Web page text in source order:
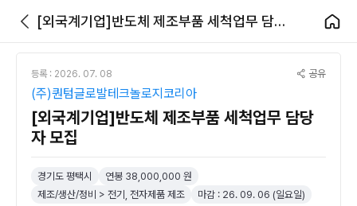
[외국계기업]반도체 제조부품 세척업무 담당자 모집
등록 : 2026. 07. 08 공유
(주)퀀텀글로발테크놀로지코리아
[외국계기업]반도체 제조부품 세척업무 담당
자 모집
경기도 평택시
연봉 38,000,000 원
제조/생산/정비 > 전기, 전자제품 제조
마감 : 26. 09. 06 (일요일)